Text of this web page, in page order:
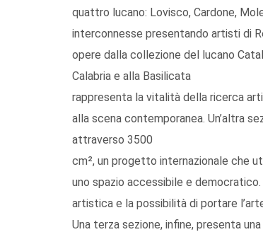
quattro lucano: Lovisco, Cardone,
interconnesse presentando artisti di
opere dalla collezione del lucano
Calabria e alla Basilicata
rappresenta la vitalità della ricerca
alla scena contemporanea. Un’altra
attraverso 3500
cm², un progetto internazionale che
uno spazio accessibile e
artistica e la possibilità di portare
Una terza sezione, infine, presenta